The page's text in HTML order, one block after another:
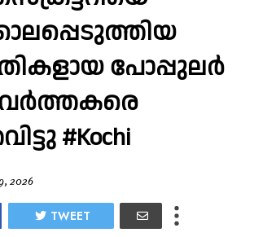
പോപ്പുലര്‍
#Kochi
TWEET